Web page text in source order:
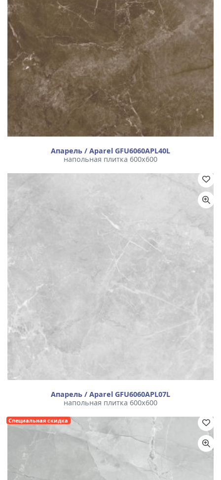
Апарель / Aparel GFU6060APL40L
напольная плитка 600x600
Апарель / Aparel GFU6060APL07L
напольная плитка 600x600
Специальная скидка